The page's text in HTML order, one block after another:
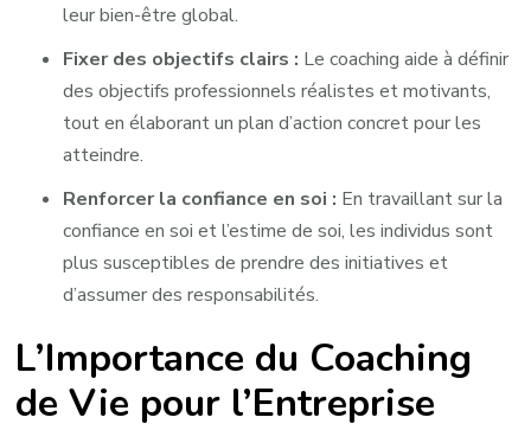
leur bien-être global.
Fixer des objectifs clairs : Le coaching aide à définir
des objectifs professionnels réalistes et motivants,
tout en élaborant un plan d’action concret pour les
atteindre.
Renforcer la confiance en soi : En travaillant sur la
confiance en soi et l’estime de soi, les individus sont
plus susceptibles de prendre des initiatives et
d’assumer des responsabilités.
L’Importance du Coaching
de Vie pour l’Entreprise